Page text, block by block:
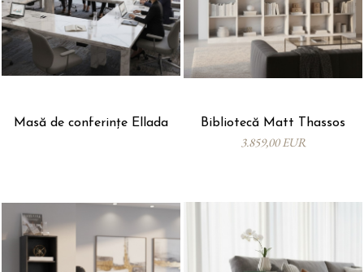
Masă de conferințe Ellada Bibliotecă Matt Thassos
3.859,00 EUR